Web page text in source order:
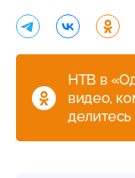
НТВ в
видео,